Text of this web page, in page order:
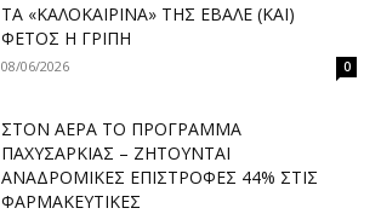
ΤΑ «ΚΑΛΟΚΑΙΡΙΝΆ» ΤΗΣ ΈΒΑΛΕ (ΚΑΙ)
ΦΈΤΟΣ Η ΓΡΊΠΗ
08/06/2026 0
ΣΤΟΝ ΑΈΡΑ ΤΟ ΠΡΌΓΡΑΜΜΑ
ΠΑΧΥΣΑΡΚΊΑΣ – ΖΗΤΟΎΝΤΑΙ
ΑΝΑΔΡΟΜΙΚΈΣ ΕΠΙΣΤΡΟΦΈΣ 44% ΣΤΙΣ
ΦΑΡΜΑΚΕΥΤΙΚΈΣ